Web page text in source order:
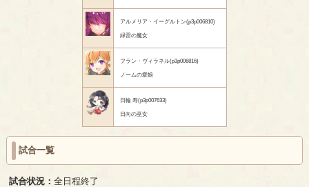
アルメリア・イーグルトン(p3p006810)
緑雷の魔女
フラン・ヴィラネル(p3p006816)
ノームの愛娘
日輪 寿(p3p007633)
日向の巫女
試合一覧
試合状況：全日程終了